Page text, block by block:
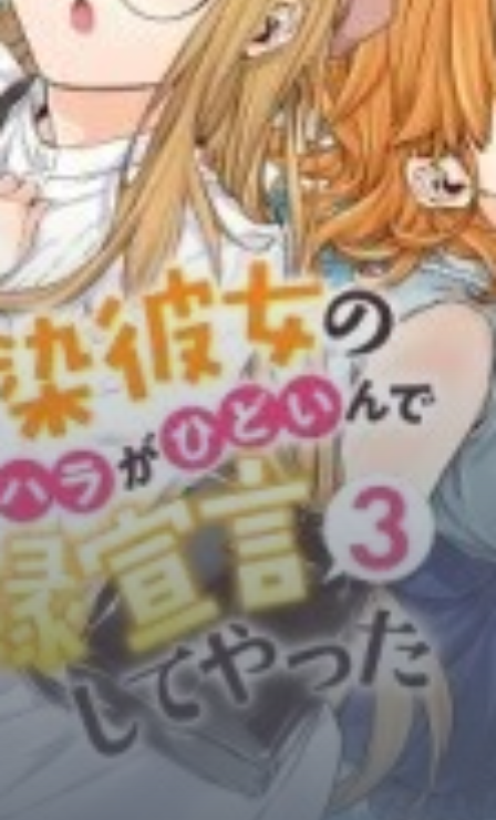
Adventure
Tu Tiên
Ngôn Tình
Slice Of Life
School Life
Manga
Supernatural
Xuyên Không
Shounen
Cổ Đại
Mystery
Webtoon
Horror
Chuyển Sinh
Psychological
Martial Arts
Shoujo
Đam Mỹ
Historical